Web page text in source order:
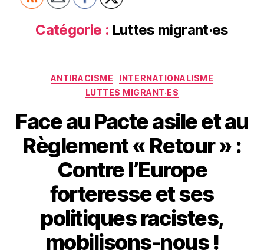
Catégorie : Luttes migrant·es
Catégories
ANTIRACISME
INTERNATIONALISME
LUTTES MIGRANT·ES
Face au Pacte asile et au
Règlement « Retour » :
Contre l’Europe
forteresse et ses
politiques racistes,
mobilisons-nous !